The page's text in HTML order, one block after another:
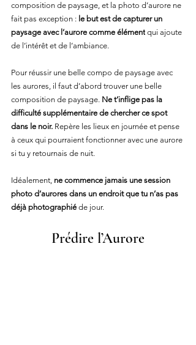
composition de paysage, et la photo d’aurore ne
fait pas exception : le but est de capturer un
paysage avec l’aurore comme élément qui ajoute
de l’intérêt et de l’ambiance.
Pour réussir une belle compo de paysage avec
les aurores, il faut d’abord trouver une belle
composition de paysage. Ne t’inflige pas la
difficulté supplémentaire de chercher ce spot
dans le noir. Repère les lieux en journée et pense
à ceux qui pourraient fonctionner avec une aurore
si tu y retournais de nuit.
Idéalement, ne commence jamais une session
photo d’aurores dans un endroit que tu n’as pas
déjà photographié de jour.
Prédire l’Aurore